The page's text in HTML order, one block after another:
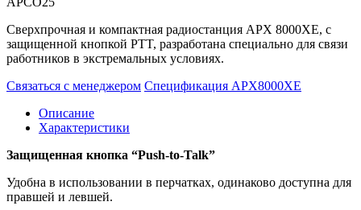
Сверхпрочная и компактная радиостанция APX 8000XE, с
защищенной кнопкой PTT, разработана специально для связи
работников в экстремальных условиях.
Связаться с менеджером Спецификация APX8000XE
Описание
Характеристики
Защищенная кнопка “Push-to-Talk”
Удобна в использовании в перчатках, одинаково доступна для
правшей и левшей.